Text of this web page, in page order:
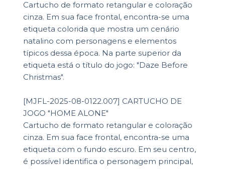
Cartucho de formato retangular e coloração
cinza. Em sua face frontal, encontra-se uma
etiqueta colorida que mostra um cenário
natalino com personagens e elementos
típicos dessa época. Na parte superior da
etiqueta está o título do jogo: "Daze Before
Christmas".
[MJFL-2025-08-0122.007] CARTUCHO DE
JOGO "HOME ALONE"
Cartucho de formato retangular e coloração
cinza. Em sua face frontal, encontra-se uma
etiqueta com o fundo escuro. Em seu centro,
é possível identifica o personagem principal,